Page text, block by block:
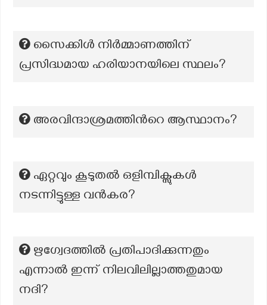
സൈക്കിൾ നിർമ്മാണത്തിന്
പ്രസിദ്ധമായ ഹരിയാനയിലെ സ്ഥലം?
അരവിന്ദാശ്രമത്തിന്‍റെ ആസ്ഥാനം?
ഏറ്റവും കൂടുതൽ ഒളിമ്പിക്സുകൾ
നടന്നിട്ടുള്ള വൻകര?
ഋഗ്വേദത്തിൽ പ്രതിപാദിക്കുന്നതും
എന്നാൽ ഇന്ന് നിലവിലില്ലാത്തതുമായ
നദി?